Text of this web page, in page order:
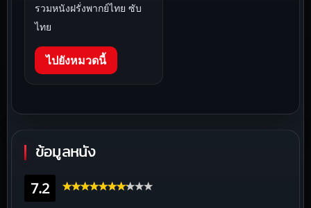
รวมหนังฝรั่งพากย์ไทย ซับ
ไทย
ไปยังหมวดนี้
ข้อมูลหนัง
7.2